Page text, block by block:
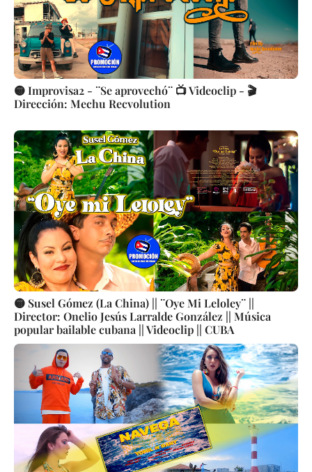
🟡 Improvisa2 - ¨Se aprovechó¨ 📺 Videoclip - 🎬
Dirección: Mechu Recvolution
🟡 Susel Gómez (La China) || ¨Oye Mi Leloley¨ ||
Director: Onelio Jesús Larralde González || Música
popular bailable cubana || Videoclip || CUBA